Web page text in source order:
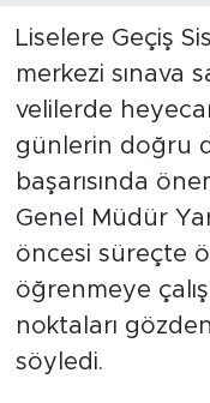
Liselere Geçiş
merkezi sınava
velilerde
günlerin doğru
başarısında
Genel Müdür
öncesi süreçte
öğrenmeye
noktaları
söyledi.